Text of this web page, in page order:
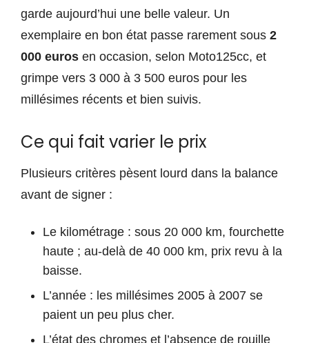
garde aujourd’hui une belle valeur. Un
exemplaire en bon état passe rarement sous 2
000 euros en occasion, selon Moto125cc, et
grimpe vers 3 000 à 3 500 euros pour les
millésimes récents et bien suivis.
Ce qui fait varier le prix
Plusieurs critères pèsent lourd dans la balance
avant de signer :
Le kilométrage : sous 20 000 km, fourchette
haute ; au-delà de 40 000 km, prix revu à la
baisse.
L’année : les millésimes 2005 à 2007 se
paient un peu plus cher.
L’état des chromes et l’absence de rouille